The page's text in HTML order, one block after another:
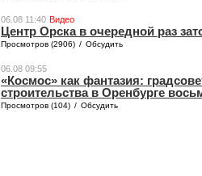
06.08 11:40 Видео
Центр Орска в очередной раз
Просмотров (2906) / Обсудить
06.08 09:55
«Космос» как фантазия:
строительства в Оренбурге
Просмотров (104) / Обсудить